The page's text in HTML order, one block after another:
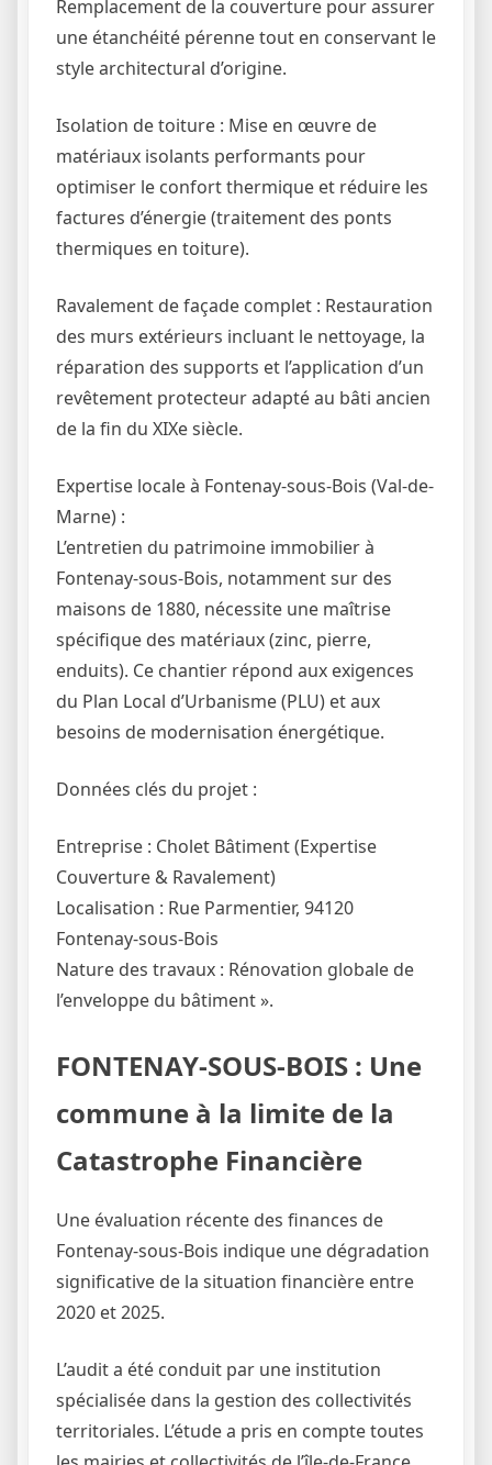
Remplacement de la couverture pour assurer
une étanchéité pérenne tout en conservant le
style architectural d’origine.
Isolation de toiture : Mise en œuvre de
matériaux isolants performants pour
optimiser le confort thermique et réduire les
factures d’énergie (traitement des ponts
thermiques en toiture).
Ravalement de façade complet : Restauration
des murs extérieurs incluant le nettoyage, la
réparation des supports et l’application d’un
revêtement protecteur adapté au bâti ancien
de la fin du XIXe siècle.
Expertise locale à Fontenay-sous-Bois (Val-de-
Marne) :
L’entretien du patrimoine immobilier à
Fontenay-sous-Bois, notamment sur des
maisons de 1880, nécessite une maîtrise
spécifique des matériaux (zinc, pierre,
enduits). Ce chantier répond aux exigences
du Plan Local d’Urbanisme (PLU) et aux
besoins de modernisation énergétique.
Données clés du projet :
Entreprise : Cholet Bâtiment (Expertise
Couverture & Ravalement)
Localisation : Rue Parmentier, 94120
Fontenay-sous-Bois
Nature des travaux : Rénovation globale de
l’enveloppe du bâtiment ».
FONTENAY-SOUS-BOIS : Une
commune à la limite de la
Catastrophe Financière
Une évaluation récente des finances de
Fontenay-sous-Bois indique une dégradation
significative de la situation financière entre
2020 et 2025.
L’audit a été conduit par une institution
spécialisée dans la gestion des collectivités
territoriales. L’étude a pris en compte toutes